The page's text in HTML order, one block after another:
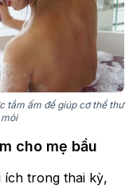
tắm ấm để giúp cơ thể thư
cho mẹ bầu
ích trong thai kỳ,